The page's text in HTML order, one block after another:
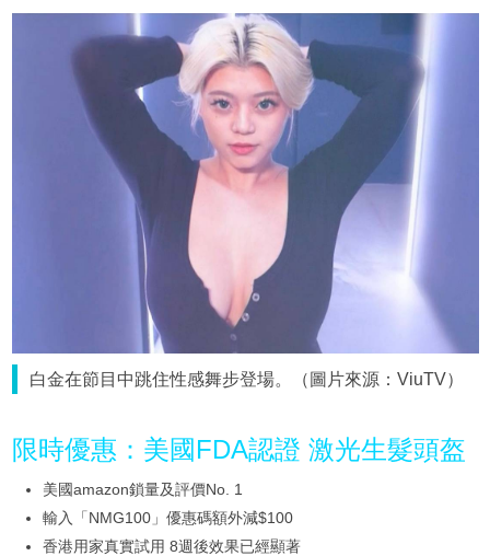
白金在節目中跳住性感舞步登場。（圖片來源：ViuTV）
限時優惠：美國FDA認證 激光生髮頭盔
美國amazon鎖量及評價No. 1
輸入「NMG100」優惠碼額外減$100
香港用家真實試用 8週後效果已經顯著